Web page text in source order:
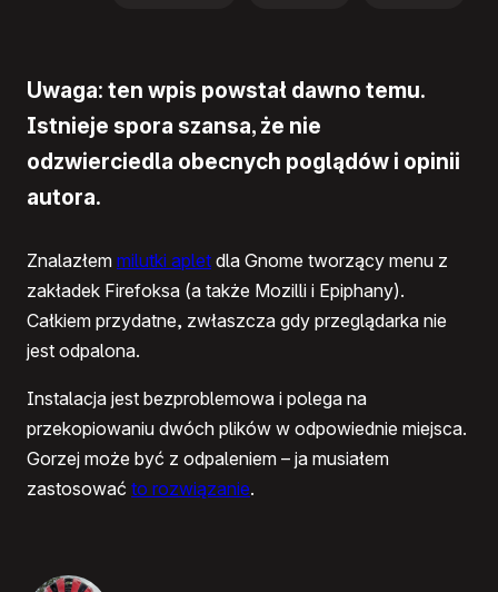
Uwaga: ten wpis powstał dawno temu.
Istnieje spora szansa, że nie
odzwierciedla obecnych poglądów i opinii
autora.
Znalazłem milutki aplet dla Gnome tworzący menu z
zakładek Firefoksa (a także Mozilli i Epiphany).
Całkiem przydatne, zwłaszcza gdy przeglądarka nie
jest odpalona.
Instalacja jest bezproblemowa i polega na
przekopiowaniu dwóch plików w odpowiednie miejsca.
Gorzej może być z odpaleniem – ja musiałem
zastosować to rozwiązanie.